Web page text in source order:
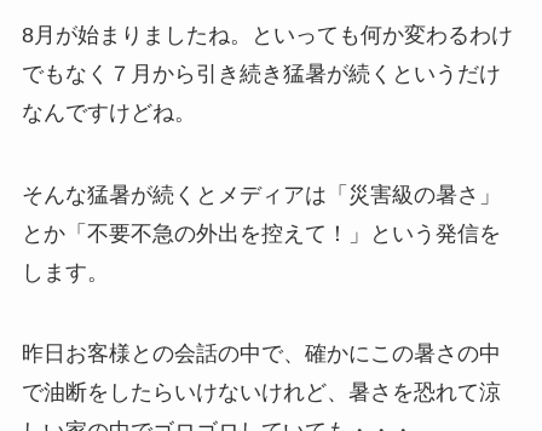
8月が始まりましたね。といっても何か変わるわけ
でもなく７月から引き続き猛暑が続くというだけ
なんですけどね。
そんな猛暑が続くとメディアは「災害級の暑さ」
とか「不要不急の外出を控えて！」という発信を
します。
昨日お客様との会話の中で、確かにこの暑さの中
で油断をしたらいけないけれど、暑さを恐れて涼